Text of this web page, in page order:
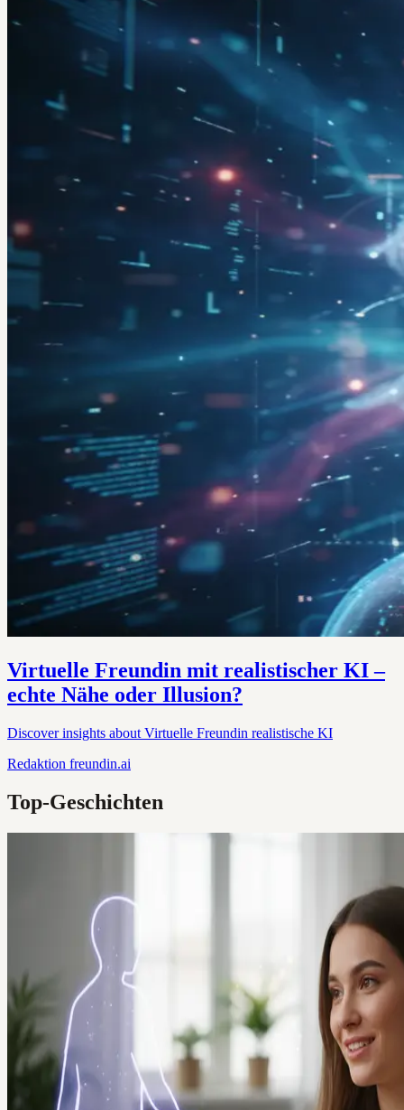
Virtuelle Freundin mit realistischer KI –
echte Nähe oder Illusion?
Discover insights about Virtuelle Freundin realistische KI
Redaktion freundin.ai
Top-Geschichten